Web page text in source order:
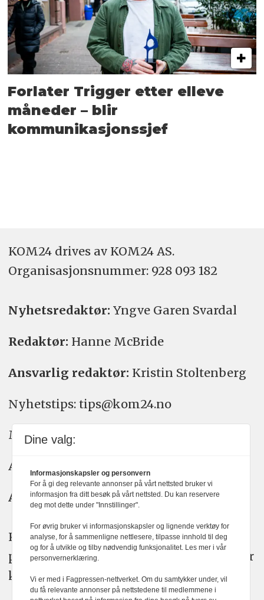
Forlater Trigger etter elleve
måneder – blir
kommunikasjonssjef
KOM24 drives av KOM24 AS.
Organisasjons­nummer: 928 093 182
Nyhetsredaktør: Yngve Garen Svardal
Redaktør: Hanne McBride
Ansvarlig redaktør: Kristin Stoltenberg
Nyhetstips: tips@kom24.no
Meninger: meninger@kom24.no
Annonse: annonse@watchmedia.no
Abonnement:kom24@watchmedia.no
KOM24 arbeider etter Vær Varsom-
plakatens regler for god presseskikk. Her
kan du lese mer omPFUsarbeid.
Dine valg:
Informasjonskapsler og personvern
For å gi deg relevante annonser på vårt nettsted bruker vi
informasjon fra ditt besøk på vårt nettsted. Du kan reservere
deg mot dette under "Innstillinger".
For øvrig bruker vi informasjonskapsler og lignende verktøy for
analyse, for å sammenligne nettlesere, tilpasse innhold til deg
og for å utvikle og tilby nødvendig funksjonalitet. Les mer i vår
personvernerklæring.
Vi er med i Fagpressen-nettverket. Om du samtykker under, vil
du få relevante annonser på nettstedene til medlemmene i